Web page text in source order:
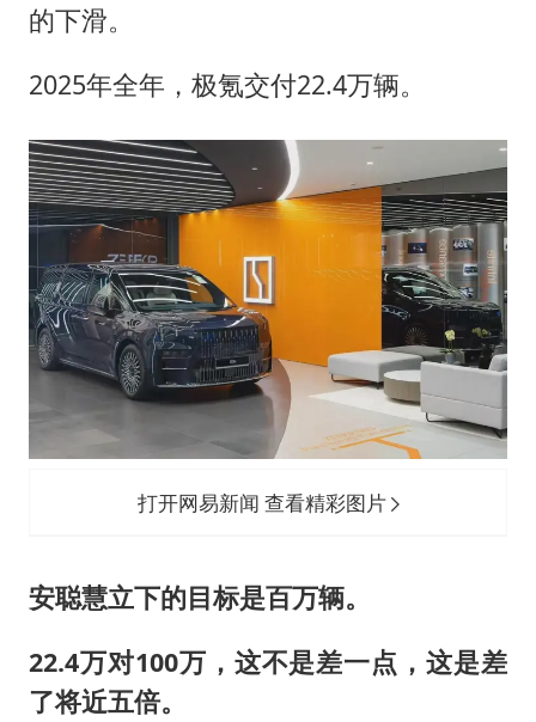
的下滑。
2025年全年，极氪交付22.4万辆。
打开网易新闻 查看精彩图片
安聪慧立下的目标是百万辆。
22.4万对100万，这不是差一点，这是差
了将近五倍。